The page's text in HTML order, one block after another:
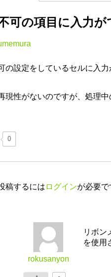
可の項目に入力
の設定をしているセルに入
現性がないのですが、処理
0
稿するには ログインが必要で
rokusanyon
リボン
を使用